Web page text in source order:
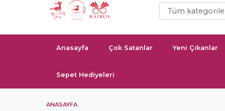
Anasayfa Çok Satanlar Yeni Çıkanlar
Sepet Hediyeleri
ANASAYFA